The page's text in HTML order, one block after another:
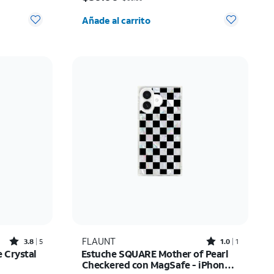
Cantidad seleccionada: 0
Añade al carrito
Rated3.8out of 5 stars with5reviews
3.8 5
Crystal
FLAUNT Rated1out of 5 stars with1reviews
1.0 1
Estuche SQUARE Mother of Pearl
Checkered con MagSafe - iPhone